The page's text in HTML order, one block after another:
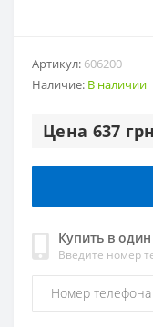
Артикул: 606200
Наличие: В наличии
Цена 637
Купить в
Введите номер